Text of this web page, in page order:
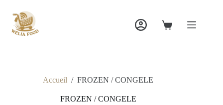
contenu
Panier
Accueil / FROZEN / CONGELE
FROZEN / CONGELE